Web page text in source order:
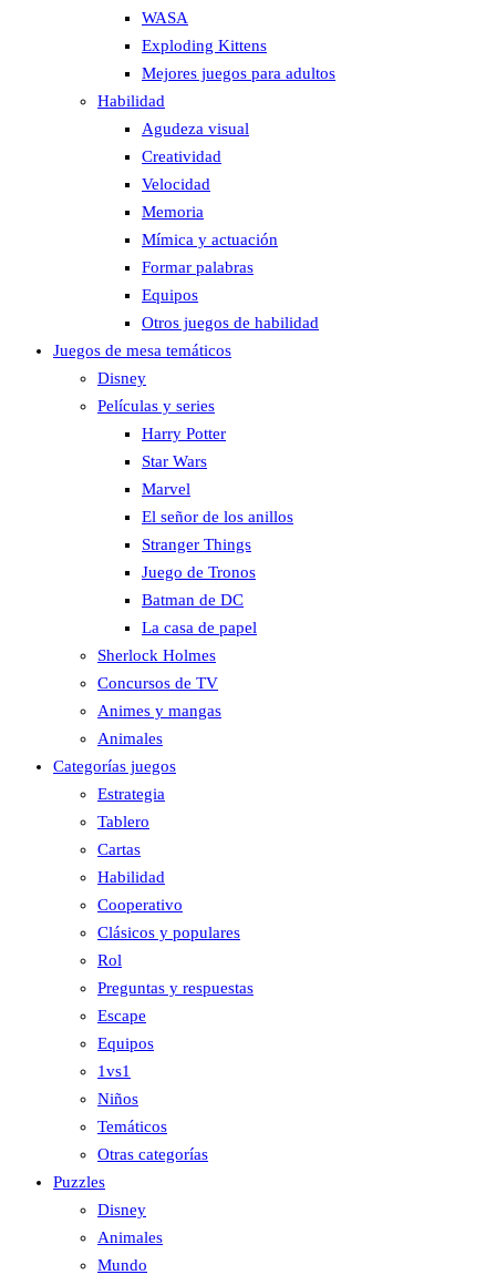
WASA
Exploding Kittens
Mejores juegos para adultos
Habilidad
Agudeza visual
Creatividad
Velocidad
Memoria
Mímica y actuación
Formar palabras
Equipos
Otros juegos de habilidad
Juegos de mesa temáticos
Disney
Películas y series
Harry Potter
Star Wars
Marvel
El señor de los anillos
Stranger Things
Juego de Tronos
Batman de DC
La casa de papel
Sherlock Holmes
Concursos de TV
Animes y mangas
Animales
Categorías juegos
Estrategia
Tablero
Cartas
Habilidad
Cooperativo
Clásicos y populares
Rol
Preguntas y respuestas
Escape
Equipos
1vs1
Niños
Temáticos
Otras categorías
Puzzles
Disney
Animales
Mundo